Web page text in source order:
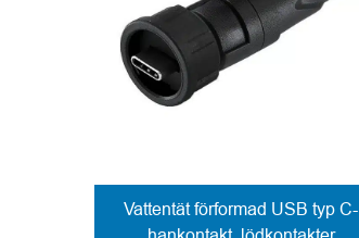
Vattentät förformad USB typ C-